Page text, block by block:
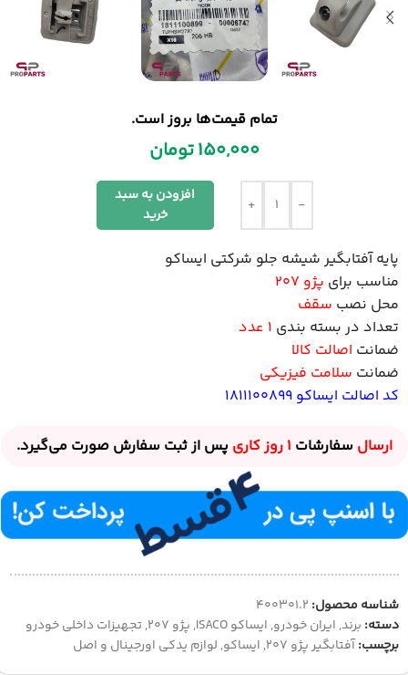
تمام قیمت‌ها بروز است.
150,000تومان
-
+
افزودن به سبد
خرید
پایه آفتابگیر شیشه جلو شرکتی ایساکو
مناسب برای پژو 207
محل نصب سقف
تعداد در بسته بندی 1 عدد
ضمانت اصالت کالا
ضمانت سلامت فیزیکی
کد اصالت ایساکو 1811100899
ارسال سفارشات 1 روز کاری پس از ثبت سفارش صورت می‌گیرد.
شناسه محصول: 400301.2
دسته: برند, ایران خودرو, ایساکو ISACO , پژو 207 ,تجهیزات داخلی خودرو
برچسب:آفتابگیر پژو 207 , ایساکو, لوازم یدکی اورجینال و اصل